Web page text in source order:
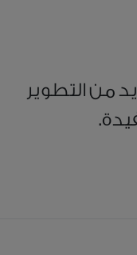
من التطوير